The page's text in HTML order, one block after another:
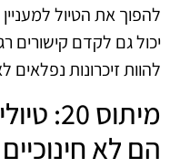
להפוך את הטיול
יכול גם לקדם קישורים
להוות זיכרונות נפלאים
מיתוס
הם לא חינוכיים